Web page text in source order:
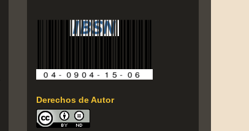
Derechos de Autor